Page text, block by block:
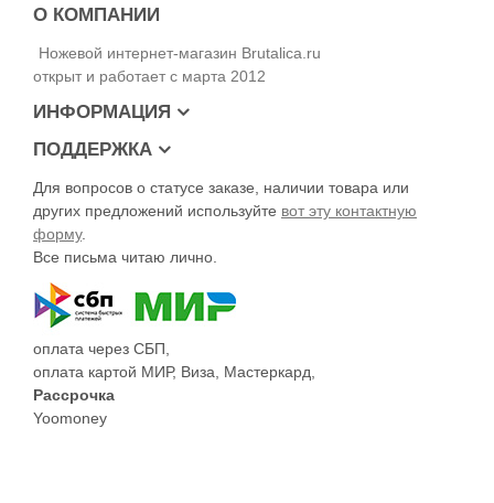
О КОМПАНИИ
Ножевой интернет-магазин Brutalica.ru
открыт и работает с марта 2012
ИНФОРМАЦИЯ
ПОДДЕРЖКА
Для вопросов о статусе заказе, наличии товара или
других предложений используйте вот эту контактную
форму.
Все письма читаю лично.
оплата через СБП,
оплата картой МИР, Виза, Мастеркард,
Рассрочка
Yoomoney